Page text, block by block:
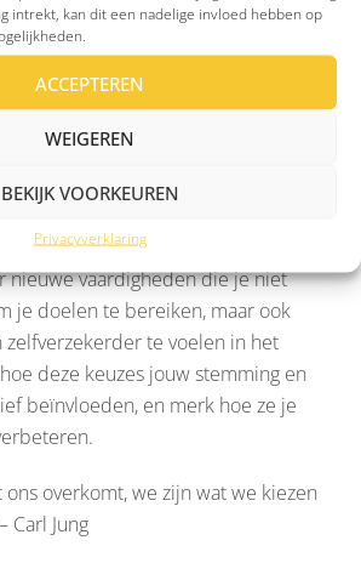
intrekt, kan dit een nadelige invloed hebben op
ACCEPTEREN
WEIGEREN
BEKIJK VOORKEUREN
Privacyverklaring
jouw grenzen? Wat doe jij
voelt? Het is tijd om naar jezelf te
keuzes te maken die jou dichter
slaap en een gezonder
nieuwe vaardigheden die je niet
je doelen te bereiken, maar ook
zelfverzekerder te voelen in het
deze keuzes jouw stemming en
beïnvloeden, en merk hoe ze je
ons overkomt, we zijn wat we kiezen
Carl Jung